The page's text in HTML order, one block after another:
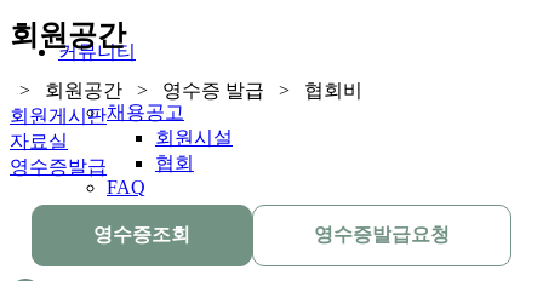
커뮤니티
채용공고
회원시설
협회
FAQ
협회소개
회원공간
> 회원공간 > 영수증 발급 > 협회비
회원게시판
자료실
영수증발급
영수증조회 영수증발급요청